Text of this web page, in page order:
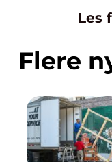
Les
Flere